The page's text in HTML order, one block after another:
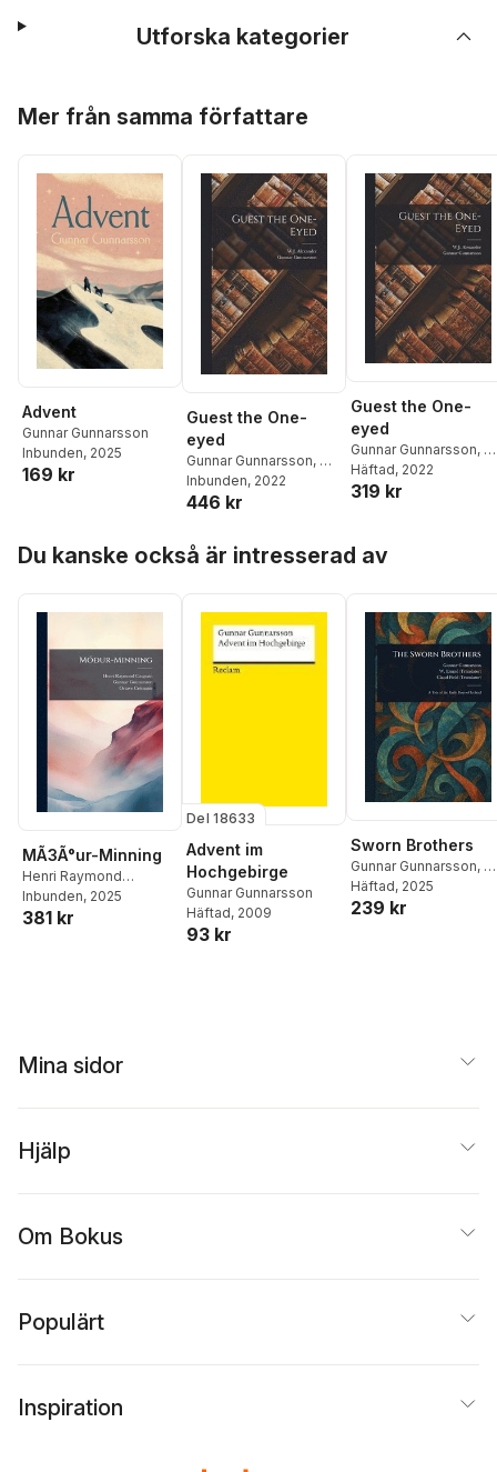
Utforska kategorier
Mer från samma författare
Advent
Gunnar Gunnarsson
Inbunden, 2025
169 kr
Guest the One-
eyed
Gunnar Gunnarsson, W
J Alexander 1882-1929
Worster
Inbunden, 2022
446 kr
Guest the One-
eyed
Gunnar Gunnarsson, W
J Alexander 1882-
Worster
Häftad, 2022
319 kr
Du kanske också är intresserad av
MÃ3Ã°ur-Minning
Henri Raymond
Casgrain, Gunnar
Gunnarsson
Inbunden, 2025
381 kr
Del 18633
Advent im
Hochgebirge
Gunnar Gunnarsson
Häftad, 2009
93 kr
Sworn Brothers
Gunnar Gunnarsson, W
Emmé, Claud Field
Häftad, 2025
239 kr
Mina sidor
Hjälp
Om Bokus
Populärt
Inspiration